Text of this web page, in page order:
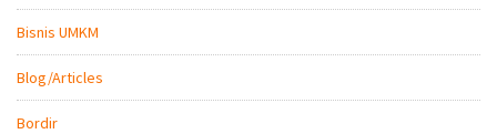
Bisnis UMKM
Blog/Articles
Bordir